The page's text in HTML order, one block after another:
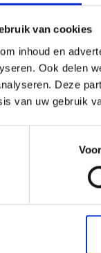
van cookies
inhoud en
Ook delen
Deze
van uw gebruik